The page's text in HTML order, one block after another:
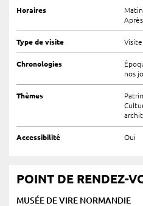
Horaires
Type de visite
Chronologies
nos
Thèmes
Accessibilité Oui
POINT DE RENDEZ-
MUSÉE DE VIRE NORMANDIE